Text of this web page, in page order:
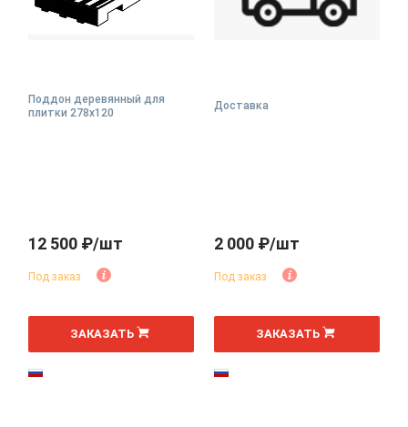
Поддон деревянный для
плитки 278х120
12 500 ₽/шт
Под заказ
ЗАКАЗАТЬ
Доставка
2 000 ₽/шт
Под заказ
ЗАКАЗАТЬ